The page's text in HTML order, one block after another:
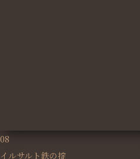
08
イルサルト鉄の掟